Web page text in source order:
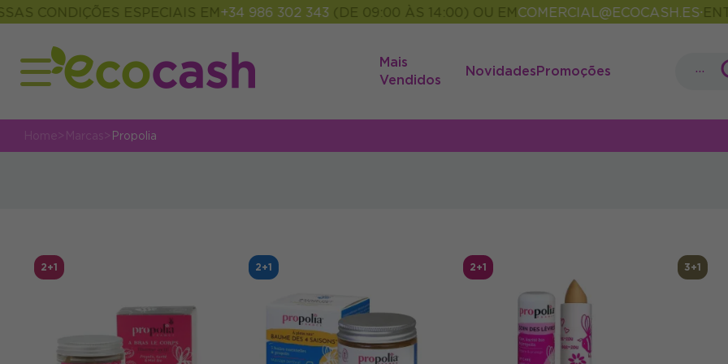
ESPECIAIS EM+34 986 302 343 (DE 09:00 ÀS 14:00) OU EMCOMERCIAL@ECOCASH.ES •
Mais
Vendidos
NovidadesPromoções ...
Home> Marcas > Propolia
2+1 2+1 2+1 3+1